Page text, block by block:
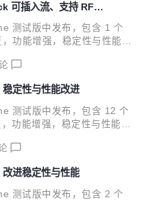
问题修复 可登陆：https://b
list 输入问题 ID 即可查
问题 ID：1146942 描
可插入流、支持 RFC
测试版中发布，包含 1 个
功能增强，稳定性与性能等
目前可以作为稳定 Web API
见：https://web.dev/medi
processing/ 2. 非标准的 R
定性与性能改进
测试版中发布，包含 12 个
功能增强，稳定性与性能等
进稳定性与性能
测试版中发布，包含 2 个